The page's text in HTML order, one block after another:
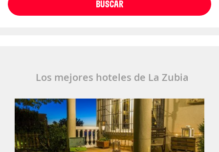
Los mejores hoteles de La Zubia